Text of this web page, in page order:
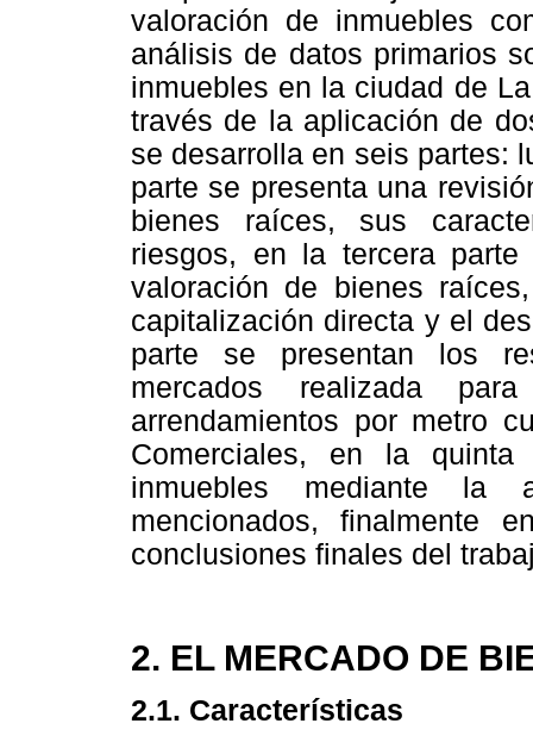
valoración de inmuebles
análisis de datos primarios
inmuebles en la ciudad de
través de la aplicación de
se desarrolla en seis partes:
parte se presenta una
bienes raíces, sus
riesgos, en la tercera
valoración de bienes
capitalización directa y el
parte se presentan los
mercados realizada
arrendamientos por metro
Comerciales, en la
inmuebles mediante la
mencionados, finalmente
conclusiones finales del
2. EL MERCADO DE
2.1. Características